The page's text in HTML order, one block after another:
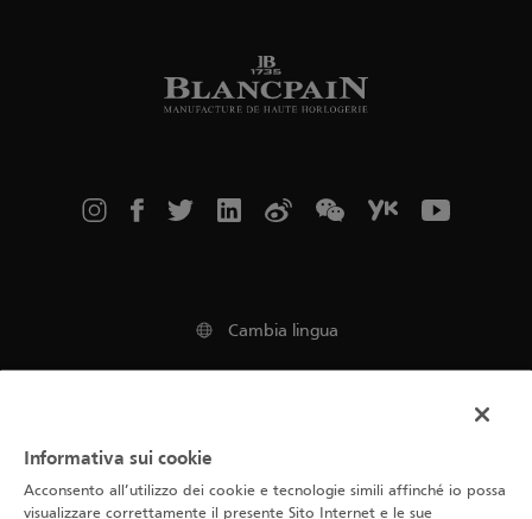
Cambia lingua
Condizioni d'uso
Informativa sui cookie
Acconsento all’utilizzo dei cookie e tecnologie simili affinché io possa
visualizzare correttamente il presente Sito Internet e le sue